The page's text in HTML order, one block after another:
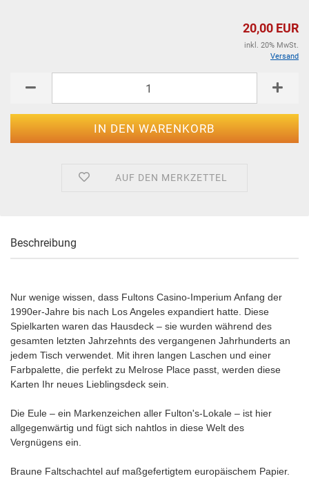
20,00 EUR
inkl. 20% MwSt.
Versand
AUF DEN MERKZETTEL
Beschreibung
Nur wenige wissen, dass Fultons Casino-Imperium Anfang der
1990er-Jahre bis nach Los Angeles expandiert hatte. Diese
Spielkarten waren das Hausdeck – sie wurden während des
gesamten letzten Jahrzehnts des vergangenen Jahrhunderts an
jedem Tisch verwendet. Mit ihren langen Laschen und einer
Farbpalette, die perfekt zu Melrose Place passt, werden diese
Karten Ihr neues Lieblingsdeck sein.
Die Eule – ein Markenzeichen aller Fulton's-Lokale – ist hier
allgegenwärtig und fügt sich nahtlos in diese Welt des
Vergnügens ein.
Braune Faltschachtel auf maßgefertigtem europäischem Papier.